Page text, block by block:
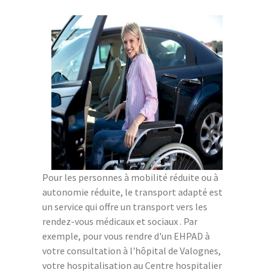
Pour les personnes à mobilité réduite ou à
autonomie réduite, le transport adapté est
un service qui offre un transport vers les
rendez-vous médicaux et sociaux . Par
exemple, pour vous rendre d'un EHPAD à
votre consultation à l'hôpital de Valognes,
votre hospitalisation au Centre hospitalier